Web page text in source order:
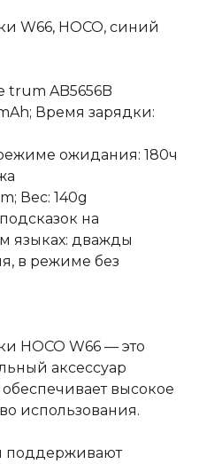
W66, HOCO, синий
trum AB5656B
Время зарядки:
ожидания: 180ч
Вес: 140g
на
языках: дважды
в режиме без
HOCO W66 — это
аксессуар
высокое
использования.
поддерживают